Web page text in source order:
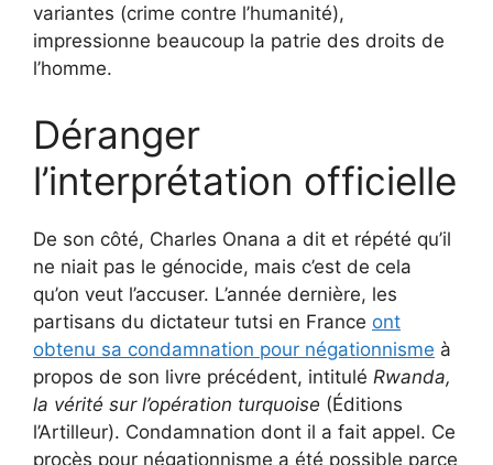
variantes (crime contre l’humanité),
impressionne beaucoup la patrie des droits de
l’homme.
Déranger
l’interprétation officielle
De son côté, Charles Onana a dit et répété qu’il
ne niait pas le génocide, mais c’est de cela
qu’on veut l’accuser. L’année dernière, les
partisans du dictateur tutsi en France ont
obtenu sa condamnation pour négationnisme à
propos de son livre précédent, intitulé Rwanda,
la vérité sur l’opération turquoise (Éditions
l’Artilleur). Condamnation dont il a fait appel. Ce
procès pour négationnisme a été possible parce